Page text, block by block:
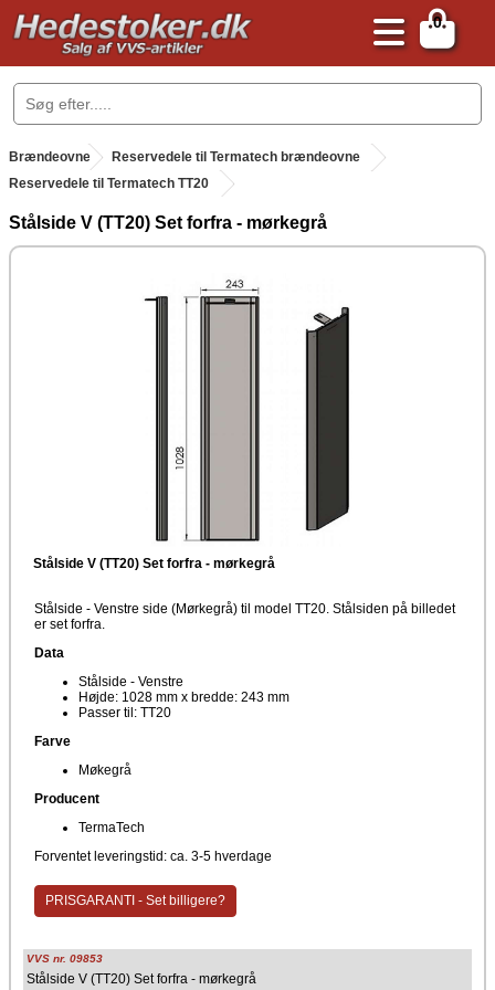
0
.
Brændeovne .
Reservedele til Termatech brændeovne
Reservedele til Termatech TT20
Stålside V (TT20) Set forfra - mørkegrå
Stålside V (TT20) Set forfra - mørkegrå
Stålside - Venstre side (Mørkegrå) til model TT20. Stålsiden på billedet
er set forfra.
Data
Stålside - Venstre
Højde: 1028 mm x bredde: 243 mm
Passer til: TT20
Farve
Møkegrå
Producent
TermaTech
Forventet leveringstid: ca. 3-5 hverdage
PRISGARANTI - Set billigere?
VVS nr. 09853
Stålside V (TT20) Set forfra - mørkegrå